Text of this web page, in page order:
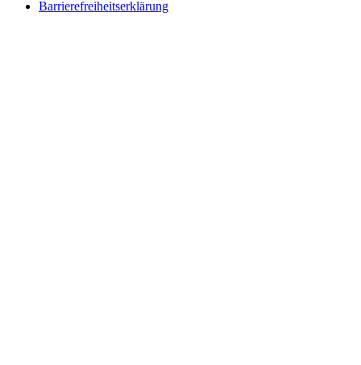
Barrierefreiheitserklärung